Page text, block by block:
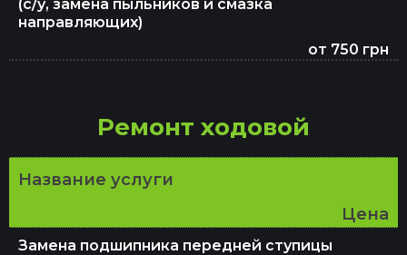
(с/у, замена пыльников и смазка
направляющих)
от 750 грн
Ремонт ходовой
Название услуги
Цена
Замена подшипника передней ступицы